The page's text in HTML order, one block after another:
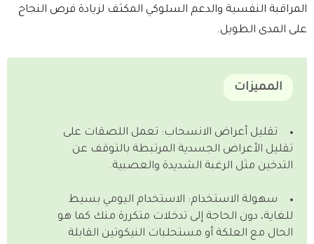
المراقبة النفسية والدعم السلوكي المكثف لزيادة فرص النجاح
على المدى الطويل.
المميزات
تقليل أعراض الانسحاب: تعمل اللصقات على
تقليل الأعراض الجسدية المرتبطة بالتوقف عن
التدخين مثل الرغبة الشديدة والعصبية.
سهولة الاستخدام: الاستخدام اليومي بسيط
للغاية، دون الحاجة إلى تدخلات متكررة منك كما هو
الحال مع العلكة أو مستحلبات النيكوتين القابلة